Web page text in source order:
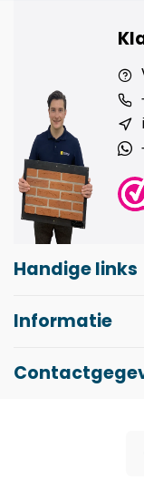
Handige links
Informatie